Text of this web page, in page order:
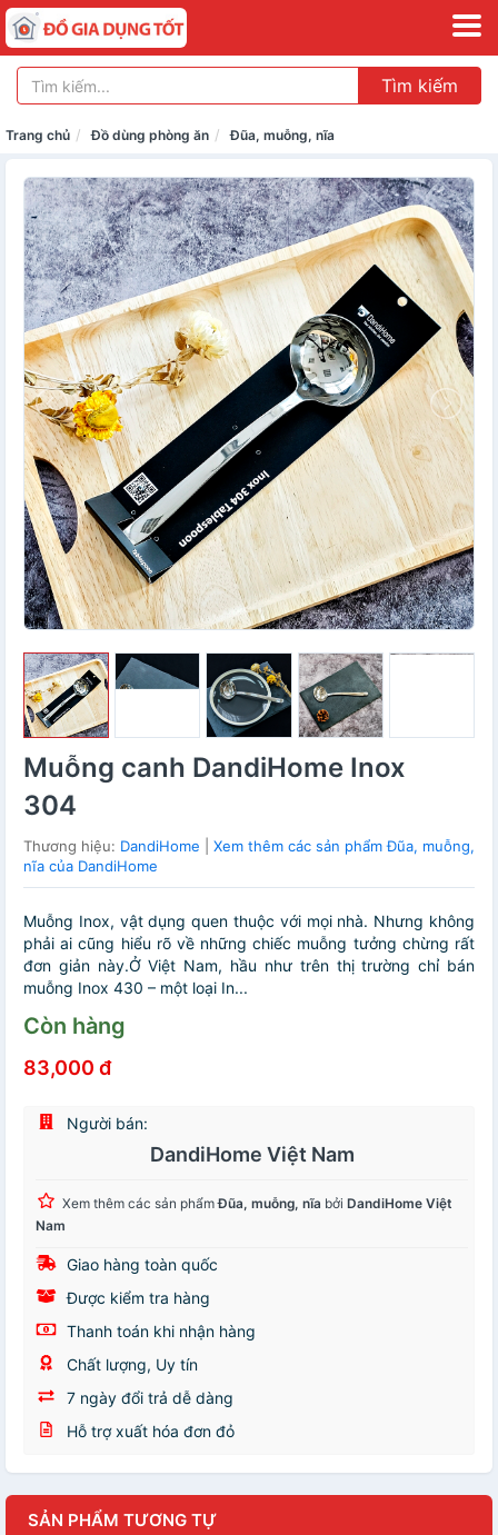
Tìm kiếm
Trang chủ Đồ dùng phòng ăn Đũa, muỗng, nĩa
Muỗng canh DandiHome Inox
304
Thương hiệu: DandiHome
Xem thêm các sản phẩm Đũa, muỗng,
nĩa của DandiHome
Muỗng Inox, vật dụng quen thuộc với mọi nhà. Nhưng không
phải ai cũng hiểu rõ về những chiếc muỗng tưởng chừng rất
đơn giản này.Ở Việt Nam, hầu như trên thị trường chỉ bán
muỗng Inox 430 – một loại In...
Còn hàng
83,000 đ
Người bán:
DandiHome Việt Nam
Xem thêm các sản phẩmĐũa, muỗng, nĩa bởi DandiHome Việt
Nam
Giao hàng toàn quốc
Được kiểm tra hàng
Thanh toán khi nhận hàng
Chất lượng, Uy tín
7 ngày đổi trả dễ dàng
Hỗ trợ xuất hóa đơn đỏ
SẢN PHẨM TƯƠNG TỰ